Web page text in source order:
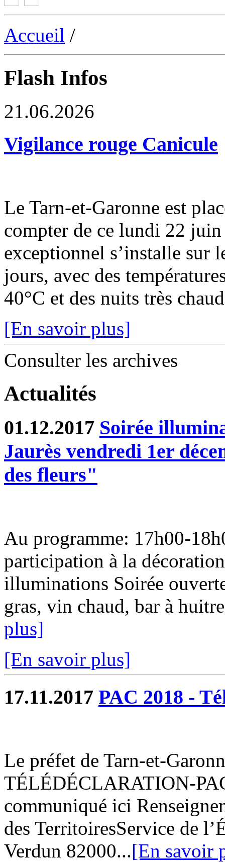
Accueil /
Flash Infos
21.06.2026
Vigilance rouge Canicule
Le Tarn-et-Garonne est
compter de ce lundi 22
exceptionnel s’installe sur
jours, avec des
40°C et des nuits très
[En savoir plus]
Consulter les archives
Actualités
01.12.2017 Soirée
Jaurès vendredi 1er
des fleurs"
Au programme: 17h00-
participation à la
illuminations Soirée
gras, vin chaud, bar à
plus]
[En savoir plus]
17.11.2017 PAC 2018 -
Le préfet de Tarn-et-
TÉLÉDÉCLARATION-
communiqué ici
des TerritoiresService de
Verdun 82000...[En savoir